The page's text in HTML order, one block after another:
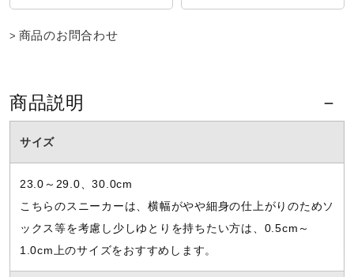
ライフスタイルグッズ
寝具／ミズノスリープ
アウトドア／レイン
サポーター
商品のお問合わせ
商品説明
サイズ
23.0～29.0、30.0cm
こちらのスニーカーは、横幅がやや細身の仕上がりのためソ
ックス等を考慮し少しゆとりを持ちたい方は、0.5cm～
1.0cm上のサイズをおすすめします。